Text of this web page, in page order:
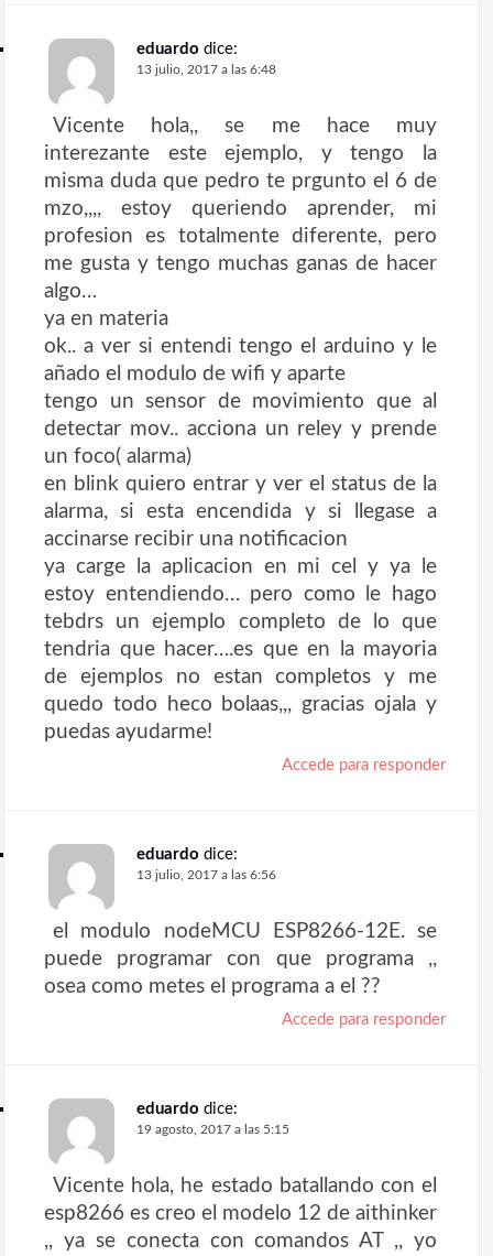
eduardo dice:
13 julio, 2017 a las 6:48
Vicente hola,, se me hace muy
interezante este ejemplo, y tengo la
misma duda que pedro te prgunto el 6 de
mzo,,,, estoy queriendo aprender, mi
profesion es totalmente diferente, pero
me gusta y tengo muchas ganas de hacer
algo…
ya en materia
ok.. a ver si entendi tengo el arduino y le
añado el modulo de wifi y aparte
tengo un sensor de movimiento que al
detectar mov.. acciona un reley y prende
un foco( alarma)
en blink quiero entrar y ver el status de la
alarma, si esta encendida y si llegase a
accinarse recibir una notificacion
ya carge la aplicacion en mi cel y ya le
estoy entendiendo… pero como le hago
tebdrs un ejemplo completo de lo que
tendria que hacer….es que en la mayoria
de ejemplos no estan completos y me
quedo todo heco bolaas,,, gracias ojala y
puedas ayudarme!
Accede para responder
eduardo dice:
13 julio, 2017 a las 6:56
el modulo nodeMCU ESP8266-12E. se
puede programar con que programa ,,
osea como metes el programa a el ??
Accede para responder
eduardo dice:
19 agosto, 2017 a las 5:15
Vicente hola, he estado batallando con el
esp8266 es creo el modelo 12 de aithinker
,, ya se conecta con comandos AT ,, yo